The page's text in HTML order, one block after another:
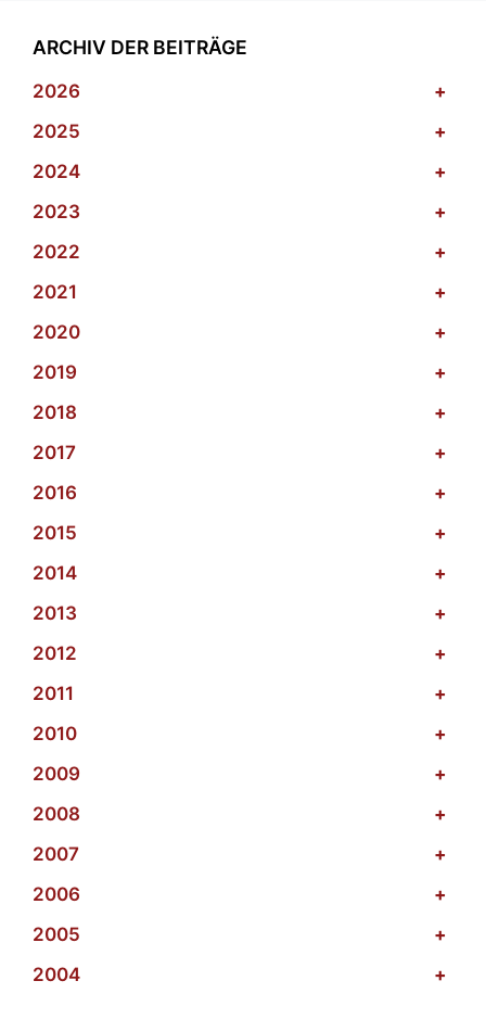
ARCHIV DER BEITRÄGE
2026
+
2025
+
2024
+
2023
+
2022
+
2021
+
2020
+
2019
+
2018
+
2017
+
2016
+
2015
+
2014
+
2013
+
2012
+
2011
+
2010
+
2009
+
2008
+
2007
+
2006
+
2005
+
2004
+